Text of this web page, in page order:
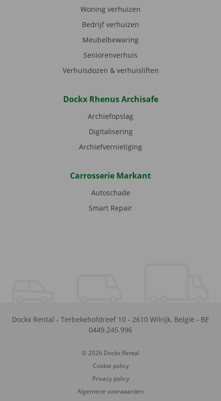
Woning verhuizen
Bedrijf verhuizen
Meubelbewaring
Seniorenverhuis
Verhuisdozen & verhuisliften
Dockx Rhenus Archisafe
Archiefopslag
Digitalisering
Archiefvernietiging
Carrosserie Markant
Autoschade
Smart Repair
Dockx Rental - Terbekehofdreef 10 - 2610 Wilrijk, België - BE
0449.245.996
© 2026 Dockx Rental
Cookie policy
Privacy policy
Algemene voorwaarden